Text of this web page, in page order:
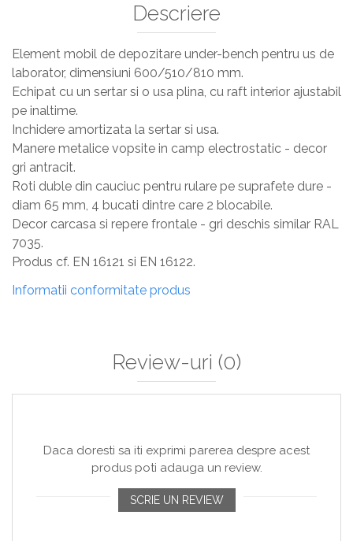
Descriere
Element mobil de depozitare under-bench pentru us de
laborator, dimensiuni 600/510/810 mm.
Echipat cu un sertar si o usa plina, cu raft interior ajustabil
pe inaltime.
Inchidere amortizata la sertar si usa.
Manere metalice vopsite in camp electrostatic - decor
gri antracit.
Roti duble din cauciuc pentru rulare pe suprafete dure -
diam 65 mm, 4 bucati dintre care 2 blocabile.
Decor carcasa si repere frontale - gri deschis similar RAL
7035.
Produs cf. EN 16121 si EN 16122.
Informatii conformitate produs
Review-uri (0)
Daca doresti sa iti exprimi parerea despre acest
produs poti adauga un review.
SCRIE UN REVIEW